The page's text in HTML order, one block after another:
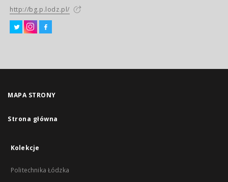
http://bg.p.lodz.pl/
MAPA STRONY
Strona główna
Kolekcje
Politechnika Łódzka